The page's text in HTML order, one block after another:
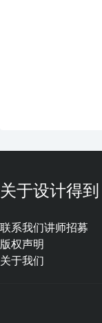
关于设计得到
联系我们
版权声明
关于我们
讲师招募